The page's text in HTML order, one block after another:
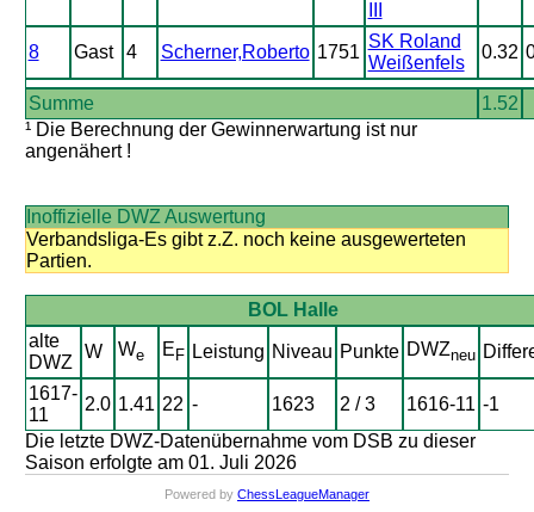
8 Gast 4 Scherner,Roberto 1751
SK Roland
Weißenfels
0.32
Summe
1.52
¹ Die Berechnung der Gewinnerwartung ist nur
angenähert !
Inoffizielle DWZ Auswertung
Verbandsliga-Es gibt z.Z. noch keine ausgewerteten
Partien.
BOL Halle
alte
DWZ
W We E F Leistung Niveau Punkte DWZneu
1617-
11
2.0 1.41 22 - 1623 2 / 3 1616-11 -1
Die letzte DWZ-Datenübernahme vom DSB zu dieser
Saison erfolgte am 01. Juli 2026
Powered by ChessLeagueManager